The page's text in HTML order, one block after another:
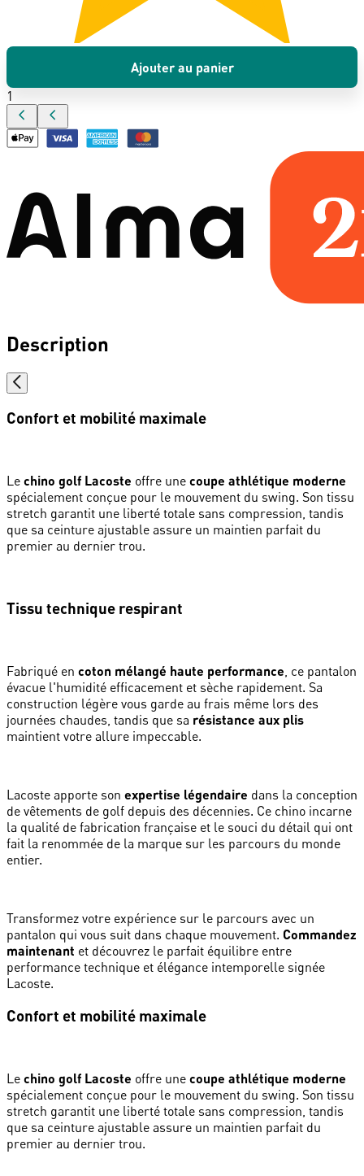
Ajouter au panier
1
Description
Confort et mobilité maximale
Le chino golf Lacoste offre une coupe athlétique moderne
spécialement conçue pour le mouvement du swing. Son tissu
stretch garantit une liberté totale sans compression, tandis
que sa ceinture ajustable assure un maintien parfait du
premier au dernier trou.
Tissu technique respirant
Fabriqué en coton mélangé haute performance , ce pantalon
évacue l'humidité efficacement et sèche rapidement. Sa
construction légère vous garde au frais même lors des
journées chaudes, tandis que sa résistance aux plis
maintient votre allure impeccable.
Lacoste apporte son expertise légendaire dans la conception
de vêtements de golf depuis des décennies. Ce chino incarne
la qualité de fabrication française et le souci du détail qui ont
fait la renommée de la marque sur les parcours du monde
entier.
Transformez votre expérience sur le parcours avec un
pantalon qui vous suit dans chaque mouvement. Commandez
maintenant et découvrez le parfait équilibre entre
performance technique et élégance intemporelle signée
Lacoste.
Confort et mobilité maximale
Le chino golf Lacoste offre une coupe athlétique moderne
spécialement conçue pour le mouvement du swing. Son tissu
stretch garantit une liberté totale sans compression, tandis
que sa ceinture ajustable assure un maintien parfait du
premier au dernier trou.